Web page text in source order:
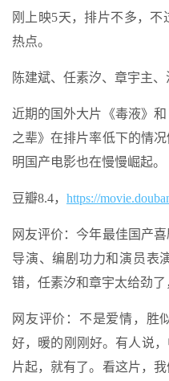
刚上映5天，排片不多，
热点。
陈建斌、任素汐、 章宇主、
近期的国外大片《毒液》
之辈》在排片率低下的情
明国产电影也在慢慢崛起。
豆瓣8.4， https://
网友评价：今年最佳国产
导演、编剧功力和演员表
错，任素汐和章宇太给劲了
网友评价：不是爱情，胜
好，暖的刚刚好。有人说
片起，就有了。看这片，